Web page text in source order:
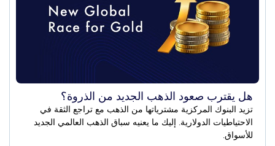
هل يقترب صعود الذهب الجديد من الذروة؟
تزيد البنوك المركزية مشترياتها من الذهب مع تراجع الثقة في
الاحتياطيات الدولارية. إليك ما يعنيه سباق الذهب العالمي الجديد
للأسواق.